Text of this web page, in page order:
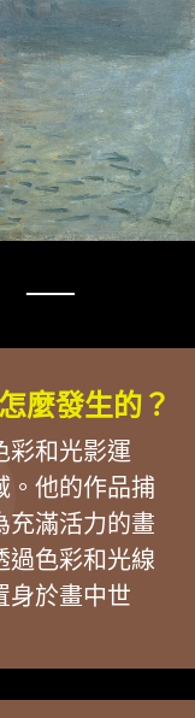
──
麼發生的？
彩和光影運
。他的作品捕
充滿活力的畫
過色彩和光線
身於畫中世